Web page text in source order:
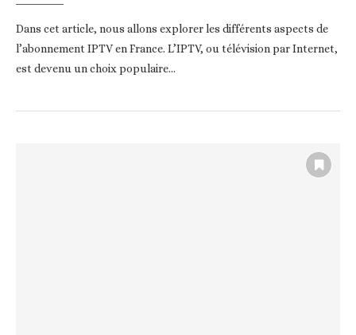
Dans cet article, nous allons explorer les différents aspects de
l’abonnement IPTV en France. L’IPTV, ou télévision par Internet,
est devenu un choix populaire…